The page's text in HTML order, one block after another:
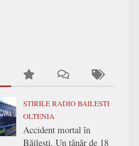
STIRILE RADIO BAILESTI
OLTENIA
Accident mortal în
Băilești. Un tânăr de 18